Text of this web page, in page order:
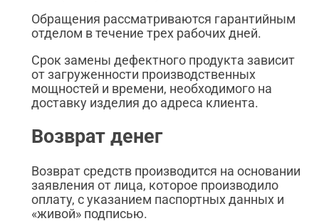
Обращения рассматриваются гарантийным
отделом в течение трех рабочих дней.
Срок замены дефектного продукта зависит
от загруженности производственных
мощностей и времени, необходимого на
доставку изделия до адреса клиента.
Возврат денег
Возврат средств производится на основании
заявления от лица, которое производило
оплату, с указанием паспортных данных и
«живой» подписью.